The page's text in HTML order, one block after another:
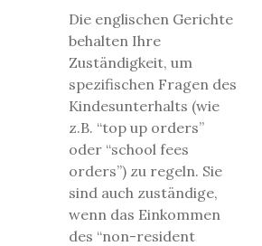
Die englischen Gerichte
behalten Ihre
Zuständigkeit, um
spezifischen Fragen des
Kindesunterhalts (wie
z.B. “top up orders”
oder “school fees
orders”) zu regeln. Sie
sind auch zuständige,
wenn das Einkommen
des “non-resident